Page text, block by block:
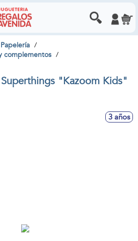
Papelería
complementos
"Kazoom Kids"
3 años